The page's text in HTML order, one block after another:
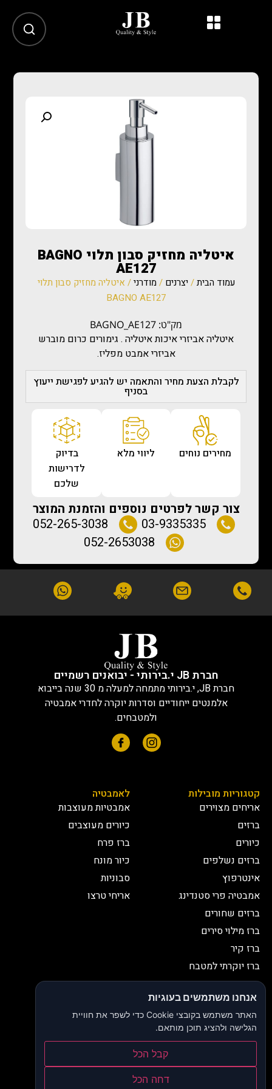
איטליה מחזיק סבון תלוי BAGNO
AE127
עמוד הבית/ יצרנים / מודרני/ איטליה מחזיק סבון תלוי
BAGNO AE127
מק"ט: BAGNO_AE127
איטליה אביזרי איכות איטליה . גימורים כרום מוברש
אביזרי אמבט מפליז.
לקבלת הצעת מחיר והתאמה יש להגיע לפגישת ייעוץ
בסניף
מחירים נוחים ליווי מלא
בדיוק
לדרישות
שלכם
צור קשר לפרטים נוספים והזמנת המוצר
03-9335335
052-265-3038
052-2653038
חברת JB י.בירותי - יבואנים רשמיים
חברת JB, י.בירותי מתמחה למעלה מ 30 שנה בייבוא
אלמנטים ייחודיים וסדרות יוקרה לחדרי אמבטיה
ולמטבחים.
קטגוריות מובילות
אריחים מצוירים
ברזים
כיורים
ברזים נשלפים
אינטרפוץ
אמבטיה פרי סטנדינג
ברזים שחורים
ברז מילוי סירים
ברז קיר
ברז יוקרתי למטבח
לאמבטיה
אמבטיות מעוצבות
כיורים מעוצבים
ברז פרח
כיור מונח
סבוניות
אריחי טרצו
יצירת קשר
03-9335335
052-2653038
sbeiruty@gmail.com
אולם תצוגה:דרך האורנים 23, רינתיה
אנחנו משתמשים בעוגיות
האתר משתמש בקובצי Cookie כדי לשפר את חוויית
הגלישה ולהציג תוכן מותאם.
קבל הכל
דחה הכל